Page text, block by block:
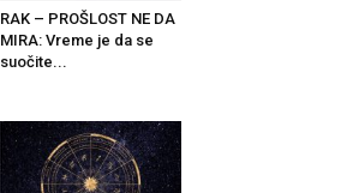
RAK – PROŠLOST NE DA
MIRA: Vreme je da se
suočite...